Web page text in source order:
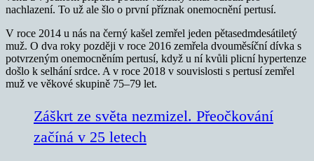
nachlazení. To už ale šlo o první příznak onemocnění pertusí.
V roce 2014 u nás na černý kašel zemřel jeden pětasedmdesátiletý
muž. O dva roky později v roce 2016 zemřela dvouměsíční dívka s
potvrzeným onemocněním pertusí, když u ní kvůli plicní hypertenze
došlo k selhání srdce. A v roce 2018 v souvislosti s pertusí zemřel
muž ve věkové skupině 75–79 let.
Záškrt ze světa nezmizel. Přeočkování
začíná v 25 letech